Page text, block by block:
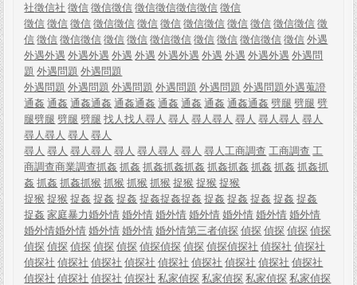
社徵信社 徵信 徵信徵信 徵信徵信徵信徵信 徵信
徵信 徵信 徵信 徵信徵信 徵信 徵信 徵信徵信 徵信 徵信 徵信徵信 徵
信 徵信 徵信徵信 徵信 徵信 徵信徵信 徵信 徵信 徵信徵信 徵信 外遇
外遇外遇 外遇外遇 外遇 外遇 外遇外遇 外遇 外遇 外遇外遇 外遇問
題 外遇問題 外遇問題
外遇問題 外遇問題 外遇問題 外遇問題 外遇問題 外遇問題外遇蒐證
通姦 通姦 通姦通姦 通姦通姦 通姦 通姦 通姦 通姦通姦 劈腿 劈腿 劈
腿劈腿 劈腿 劈腿 找人找人尋人 尋人 尋人尋人 尋人 尋人尋人 尋人
尋人尋人 尋人 尋人
尋人 尋人 尋人尋人 尋人 尋人尋人 尋人 尋人 工商調查 工商調查 工
商調查商業調查抓姦 抓姦 抓姦抓姦抓姦 抓姦抓姦 抓姦 抓姦 抓姦抓
姦 抓姦 抓姦抓猴 抓猴 抓猴 抓猴 捉猴 捉猴 捉猴
捉猴 捉猴 捉姦 捉姦 捉姦 捉姦捉姦捉姦 捉姦 捉姦 捉姦 捉姦 捉姦
捉姦 家庭暴力婚外情 婚外情 婚外情 婚外情 婚外情 婚外情 婚外情
婚外情婚外情 婚外情 婚外情 婚外情第三者偵探 偵探 偵探 偵探 偵探
偵探 偵探 偵探 偵探 偵探 偵探偵探 偵探 偵探偵探社 偵探社 偵探社
偵探社 偵探社 偵探社 偵探社 偵探社 偵探社 偵探社 偵探社 偵探社
偵探社 偵探社 偵探社 偵探社 私家偵探 私家偵探 私家偵探 私家偵探